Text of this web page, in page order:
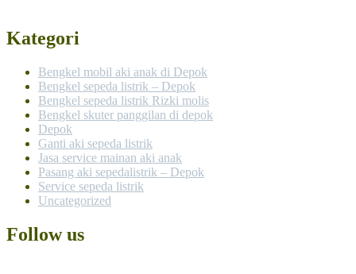
Kategori
Bengkel mobil aki anak di Depok
Bengkel sepeda listrik – Depok
Bengkel sepeda listrik Rizki molis
Bengkel skuter panggilan di depok
Depok
Ganti aki sepeda listrik
Jasa service mainan aki anak
Pasang aki sepedalistrik – Depok
Service sepeda listrik
Uncategorized
Follow us